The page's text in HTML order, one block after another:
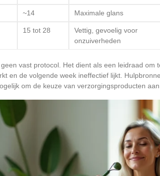
~14 Maximale glans
15 tot 28
Vettig, gevoelig voor
onzuiverheden
vast protocol. Het dient als een leidraad om
en de volgende week ineffectief lijkt.
om de keuze van verzorgingsproducten